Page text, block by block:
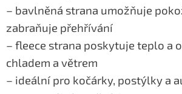
– bavlněná strana umožňuje
zabraňuje přehřívání
– fleece strana poskytuje teplo a
chladem a větrem
– ideální pro kočárky, postýlky a